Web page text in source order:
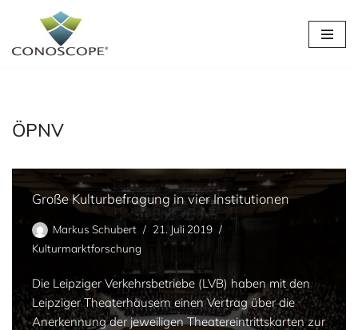
ÖPNV
Große Kulturbefragung in vier Institutionen
Markus Schubert
21. Juli 2019
Kulturmarktforschung
Die Leipziger Verkehrsbetriebe (LVB) haben mit den
Leipziger Theaterhäusern einen Vertrag über die
Anerkennung der jeweiligen Theatereintrittskarten zur